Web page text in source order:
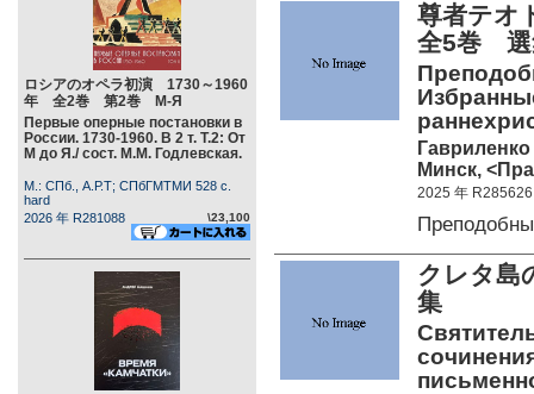
ロシアのオペラ初演 1730～1960
年 全2巻 第2巻 М-Я
Первые оперные постановки в
России. 1730-1960. В 2 т. Т.2: От
М до Я./ сост. М.М. Годлевская.
М.: СПб., А.Р.Т; СПбГМТМИ 528 c.
hard
2026 年 R281088
\23,100
尊者テオ
全5巻
Гавриленко
Минск,
2025 年 R285626
クレタ
集